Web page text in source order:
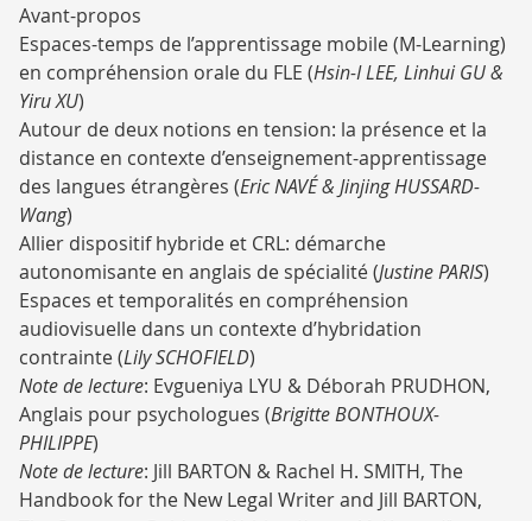
Avant-propos
Espaces-temps de l’apprentissage mobile (M-Learning)
en compréhension orale du FLE (Hsin-I LEE, Linhui GU &
Yiru XU)
Autour de deux notions en tension: la présence et la
distance en contexte d’enseignement-apprentissage
des langues étrangères (Eric NAVÉ & Jinjing HUSSARD-
Wang)
Allier dispositif hybride et CRL: démarche
autonomisante en anglais de spécialité (Justine PARIS)
Espaces et temporalités en compréhension
audiovisuelle dans un contexte d’hybridation
contrainte (Lily SCHOFIELD)
Note de lecture: Evgueniya LYU & Déborah PRUDHON,
Anglais pour psychologues (Brigitte BONTHOUX-
PHILIPPE)
Note de lecture: Jill BARTON & Rachel H. SMITH, The
Handbook for the New Legal Writer and Jill BARTON,